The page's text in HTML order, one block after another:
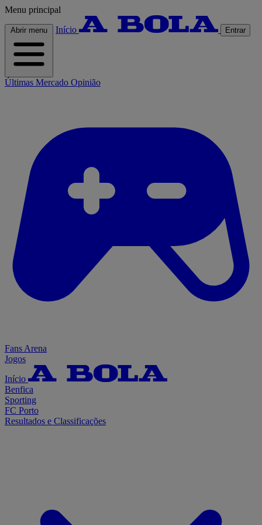
Menu principal
Abrir menu Início Entrar
Últimas Mercado Opinião
Fans Arena
Jogos
Início
Benfica
Sporting
FC Porto
Resultados e Classificações